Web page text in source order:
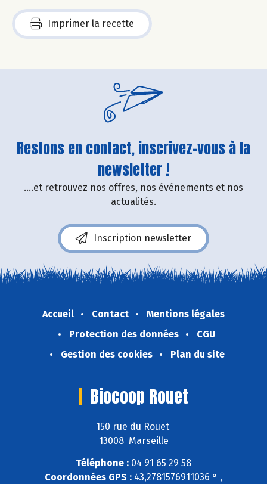
Imprimer la recette
Restons en contact, inscrivez-vous à la
newsletter !
....et retrouvez nos offres, nos événements et nos
actualités.
Inscription newsletter
Accueil Contact
Mentions légales
Protection des données
CGU
Gestion des cookies
Plan du site
Biocoop Rouet
150 rue du Rouet
13008 Marseille
Téléphone : 04 91 65 29 58
Coordonnées GPS : 43,2781576911036 ° ,